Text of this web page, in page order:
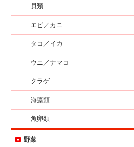
貝類
エビ／カニ
タコ／イカ
ウニ／ナマコ
クラゲ
海藻類
魚卵類
野菜